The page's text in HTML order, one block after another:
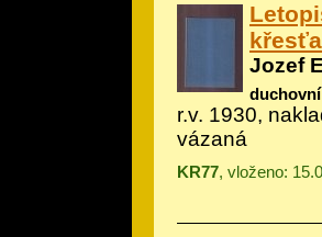
Jozef
duchovní
r.v. 1930,
vázaná
KR77, vloženo: